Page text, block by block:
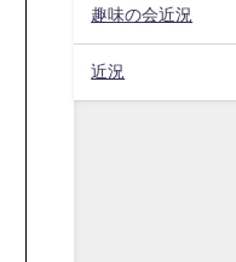
趣味の会近況
近況